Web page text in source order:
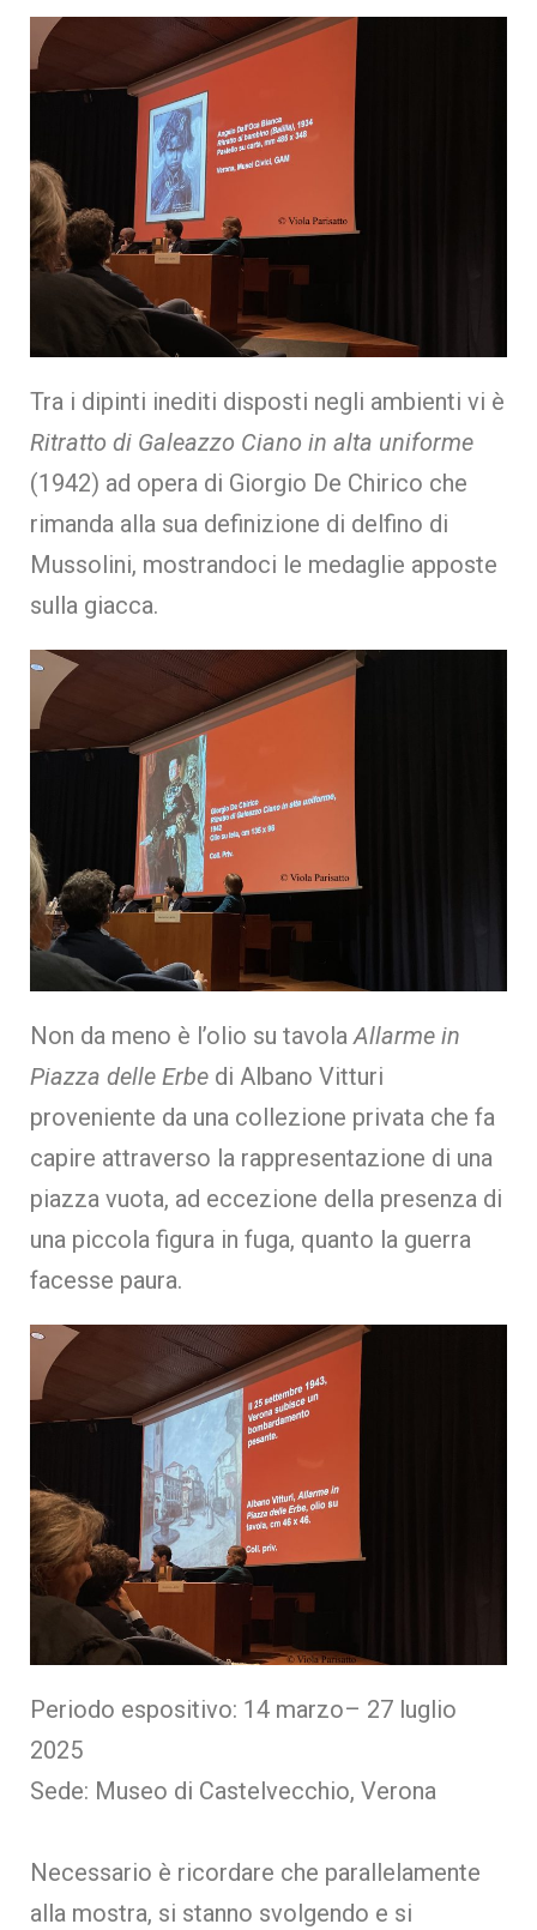
Tra i dipinti inediti disposti negli ambienti vi è
Ritratto di Galeazzo Ciano in alta uniforme
(1942) ad opera di Giorgio De Chirico che
rimanda alla sua definizione di delfino di
Mussolini, mostrandoci le medaglie apposte
sulla giacca.
Non da meno è l’olio su tavola Allarme in
Piazza delle Erbe di Albano Vitturi
proveniente da una collezione privata che fa
capire attraverso la rappresentazione di una
piazza vuota, ad eccezione della presenza di
una piccola figura in fuga, quanto la guerra
facesse paura.
Periodo espositivo: 14 marzo– 27 luglio
2025
Sede: Museo di Castelvecchio, Verona
Necessario è ricordare che parallelamente
alla mostra, si stanno svolgendo e si